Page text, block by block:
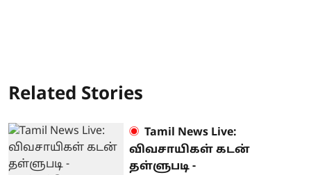
Related Stories
Tamil News Live:
விவசாயிகள் கடன்
தள்ளுபடி -